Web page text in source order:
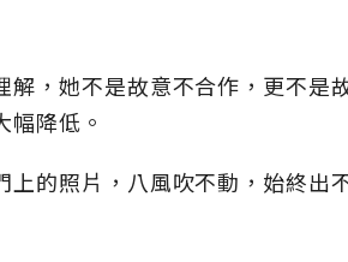
，她不是故意不合作，更不是
降低。
的照片，八風吹不動，始終出